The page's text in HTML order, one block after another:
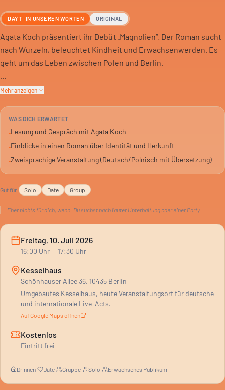
DAYT · IN UNSEREN WORTEN ORIGINAL
Agata Koch präsentiert ihr Debüt „Magnolien“. Der Roman sucht
nach Wurzeln, beleuchtet Kindheit und Erwachsenwerden. Es
geht um das Leben zwischen Polen und Berlin.
Die Autorin verbindet ihre persönliche Geschichte mit
und Entscheidungen stehen im Mittelpunkt.
Die Veranstaltung findet im Maschinenhaus der Kulturbrauerei
statt. Agata Koch liest, Magda Schwabe moderiert und Dorota
Danielewicz spricht. Die Lesung ist zweisprachig: Deutsch und
Mehr anzeigen
WAS DICH ERWARTET
•Lesung und Gespräch mit Agata Koch
•Einblicke in einen Roman über Identität und Herkunft
•Zweisprachige Veranstaltung (Deutsch/Polnisch mit Übersetzung)
Gut für Solo Date Group
Eher nichts für dich, wenn: Du suchst nach lauter Unterhaltung oder einer Party.
Freitag, 10. Juli 2026
16:00 Uhr— 17:30 Uhr
Kesselhaus
Schönhauser Allee 36, 10435 Berlin
Umgebautes Kesselhaus, heute Veranstaltungsort für deutsche
und internationale Live-Acts.
Auf Google Maps öffnen
Kostenlos
Eintritt frei
Drinnen· Date· Gruppe· Solo· Erwachsenes Publikum